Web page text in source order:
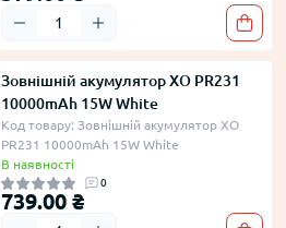
Зовнішній акумулятор XO PR231
10000mAh 15W White
Код товару: Зовнішній акумулятор XO
PR231 10000mAh 15W White
В наявності
0
739.00 ₴